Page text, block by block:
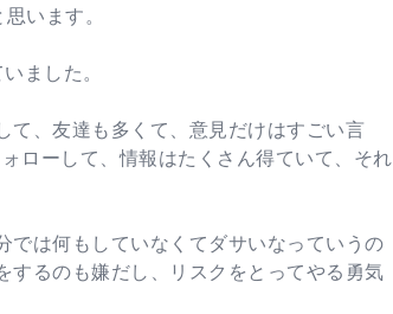
います。
ました。
て、友達も多くて、意見だけはすごい言
ローして、情報はたくさん得ていて、それ
は何もしていなくてダサいなっていうの
するのも嫌だし、リスクをとってやる勇気